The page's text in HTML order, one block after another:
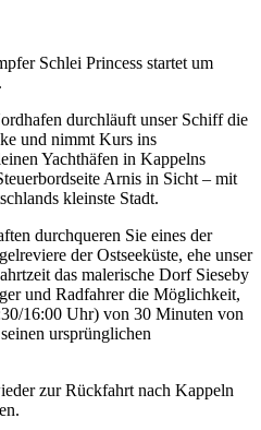
Schlei Princess startet um
durchläuft unser Schiff die
und nimmt Kurs ins
Yachthäfen in Kappelns
Arnis in Sicht – mit
kleinste Stadt.
durchqueren Sie eines der
der Ostseeküste, ehe unser
das malerische Dorf Sieseby
und Radfahrer die Möglichkeit,
16:00 Uhr) von 30 Minuten von
ursprünglichen
zur Rückfahrt nach Kappeln